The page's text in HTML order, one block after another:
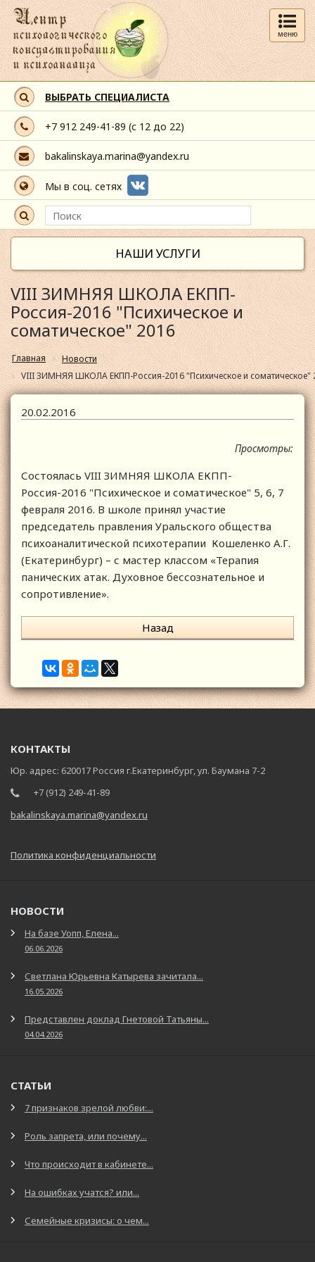
меню
ВЫБРАТЬ СПЕЦИАЛИСТА
+7 912 249-41-89 (с 12 до 22)
bakalinskaya.marina@yandex.ru
Мы в соц. сетях
НАШИ УСЛУГИ
VIII ЗИМНЯЯ ШКОЛА ЕКПП-
Россия-2016 "Психическое и
соматическое" 2016
Главная
Новости
VIII ЗИМНЯЯ ШКОЛА ЕКПП-Россия-2016 "Психическое и соматическое"
20.02.2016
Просмотры:
Состоялась VIII ЗИМНЯЯ ШКОЛА ЕКПП-
Россия-2016 "Психическое и соматическое" 5, 6, 7
февраля 2016. В школе принял участие
председатель правления Уральского общества
психоаналитической психотерапии Кошеленко А.Г.
(Екатеринбург) – с мастер классом «Терапия
панических атак. Духовное бессознательное и
сопротивление».
Назад
КОНТАКТЫ
Юр. адрес: 620017 Россия г.Екатеринбург, ул. Баумана 7-2
+7 (912) 249-41-89
bakalinskaya.marina@yandex.ru
Политика конфиденциальности
НОВОСТИ
На базе Уопп, Елена...
06.06.2026
Светлана Юрьевна Катырева зачитала...
16.05.2026
Представлен доклад Гнетовой Татьяны...
04.04.2026
СТАТЬИ
7 признаков зрелой любви:...
Роль запрета, или почему...
Что происходит в кабинете...
На ошибках учатся? или...
Семейные кризисы: о чем...